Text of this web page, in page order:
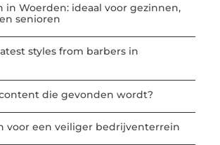
in Woerden: ideaal voor gezinnen,
senioren
styles from barbers in
die gevonden wordt?
voor een veiliger bedrijventerrein